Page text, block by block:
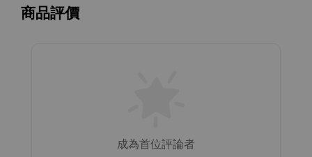
商品評價
成為首位評論者